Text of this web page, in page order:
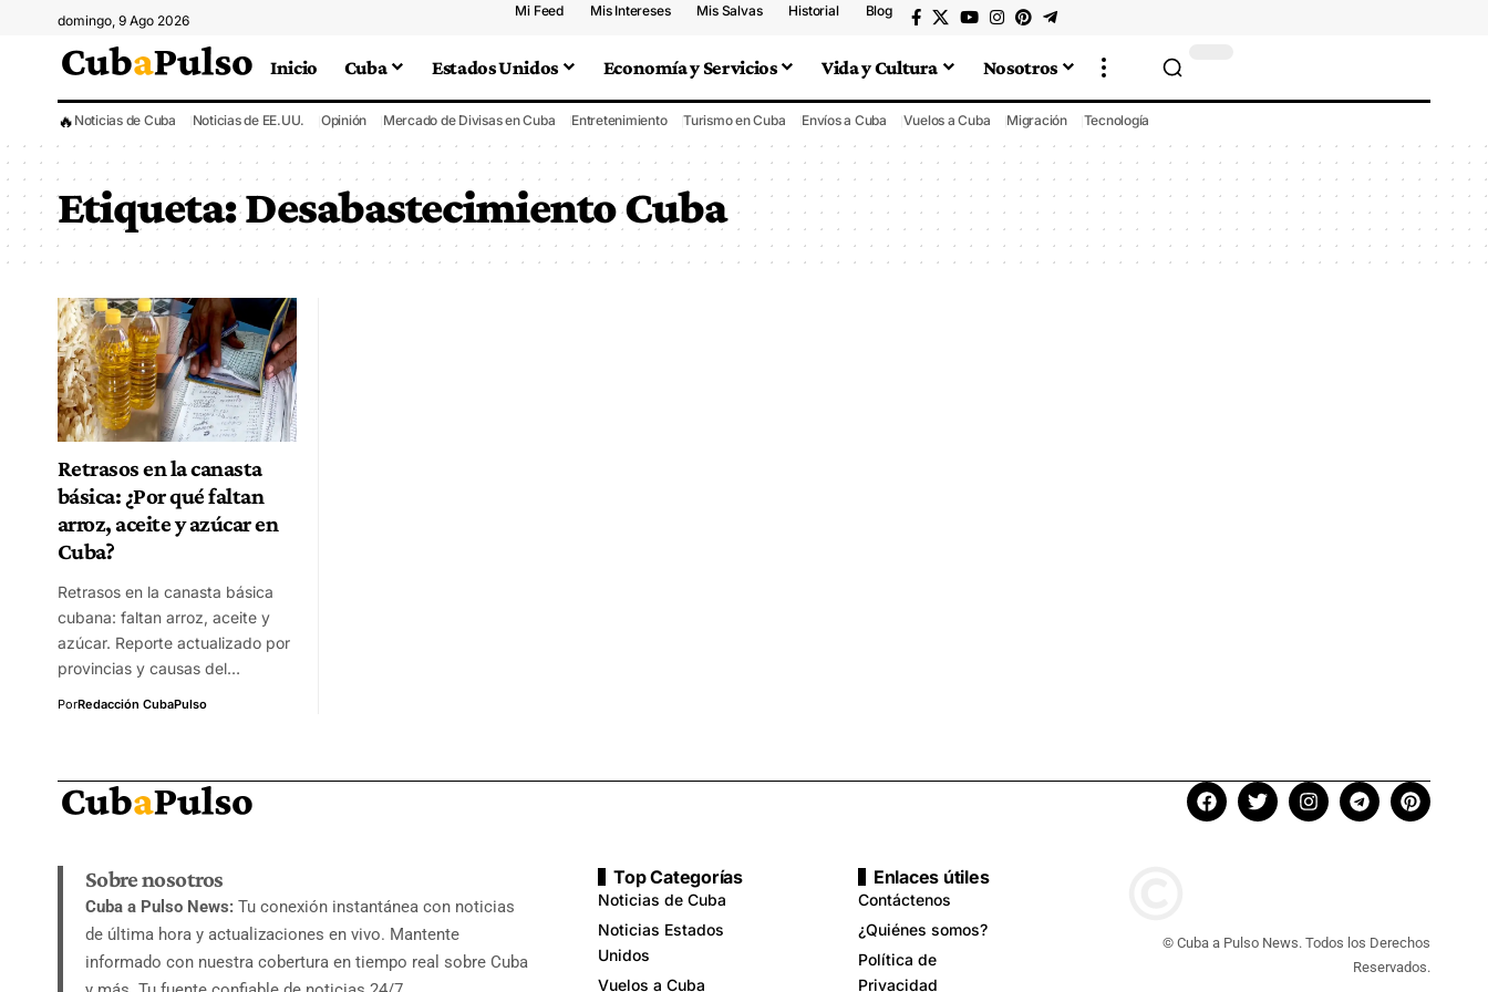
domingo, 9 Ago 2026
Mi Feed Mis Intereses Mis Salvas Historial Blog
Inicio Cuba Estados Unidos Economía y Servicios Vida y Cultura Nosotros
🔥 Noticias de Cuba Noticias de EE.UU. Opinión Mercado de Divisas en Cuba Entretenimiento Turismo en Cuba Envíos a Cuba Vuelos a Cuba Migración Tecnología
Etiqueta:Desabastecimiento Cuba
Retrasos en la canasta
básica: ¿Por qué faltan
arroz, aceite y azúcar en
Cuba?
Retrasos en la canasta básica
cubana: faltan arroz, aceite y
azúcar. Reporte actualizado por
provincias y causas del…
PorRedacción CubaPulso
Sobre nosotros
Cuba a Pulso News: Tu conexión instantánea con noticias
de última hora y actualizaciones en vivo. Mantente
informado con nuestra cobertura en tiempo real sobre Cuba
Top Categorías
Noticias de Cuba
Noticias Estados
Unidos
Vuelos a Cuba
Enlaces útiles
Contáctenos
¿Quiénes somos?
Política de
Privacidad
© Cuba a Pulso News. Todos los Derechos
Reservados.